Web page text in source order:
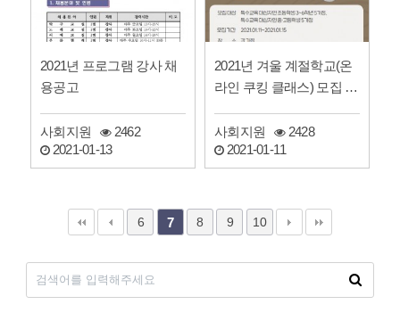
2021년 프로그램 강사 채
용공고
사회지원
2462
2021-01-13
2021년 겨울 계절학교(온
라인 쿠킹 클래스) 모집 안
사회지원
2428
2021-01-11
6 7 8 9 10